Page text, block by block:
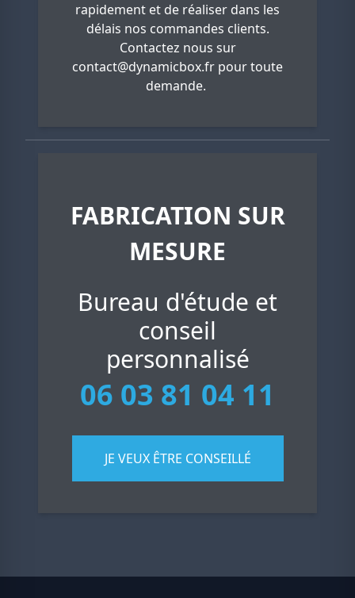
rapidement et de réaliser dans les
délais nos commandes clients.
Contactez nous sur
contact@dynamicbox.fr pour toute
demande.
FABRICATION SUR
MESURE
Bureau d'étude et
conseil
personnalisé
06 03 81 04 11
JE VEUX ÊTRE CONSEILLÉ